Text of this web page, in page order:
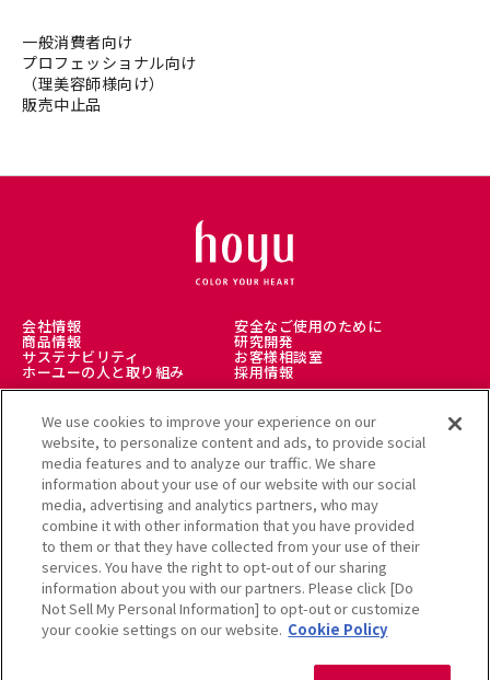
一般消費者向け
プロフェッショナル向け
（理美容師様向け）
販売中止品
会社情報 安全なご使用のために
商品情報 研究開発
サステナビリティ お客様相談室
ホーユーの人と取り組み 採用情報
理美容師様向け
美髪情報サイト LICOLO
ヘアカラーミュージアム
アレルギー受託解析サービス
公式通販サイト
利用規約
クッキーポリシー
個人情報保護方針
ソーシャルメディアポリシー
サイトマップ
We use cookies to improve your experience on our
website, to personalize content and ads, to provide social
media features and to analyze our traffic. We share
information about your use of our website with our social
media, advertising and analytics partners, who may
combine it with other information that you have provided
to them or that they have collected from your use of their
services. You have the right to opt-out of our sharing
information about you with our partners. Please click [Do
Not Sell My Personal Information] to opt-out or customize
your cookie settings on our website. Cookie Policy